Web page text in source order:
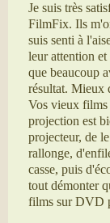
Je suis très
FilmFix. Ils
suis senti à
leur attention
que beaucoup
résultat. Mieux
Vos vieux films
projection est
projecteur, de
rallonge,
casse, puis
tout démonter
films sur DVD